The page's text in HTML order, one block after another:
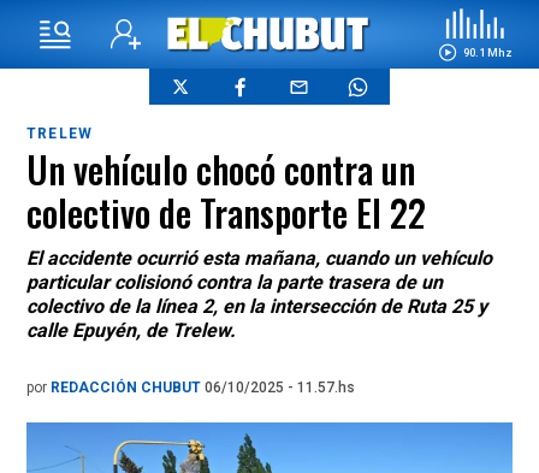
90.1 Mhz
TRELEW
Un vehículo chocó contra un
colectivo de Transporte El 22
El accidente ocurrió esta mañana, cuando un vehículo
particular colisionó contra la parte trasera de un
colectivo de la línea 2, en la intersección de Ruta 25 y
calle Epuyén, de Trelew.
por REDACCIÓN CHUBUT 06/10/2025 - 11.57.hs